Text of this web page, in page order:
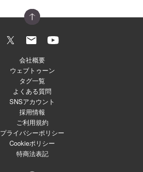
会社概要
ウェブトゥーン
タグ一覧
よくある質問
SNSアカウント
採用情報
ご利用規約
プライバシーポリシー
Cookieポリシー
特商法表記